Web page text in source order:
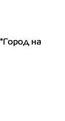
"Город на